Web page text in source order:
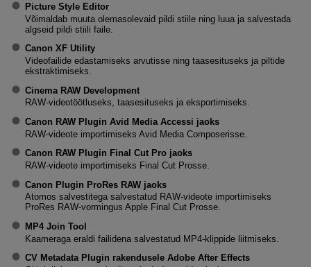
Picture Style Editor
Võimaldab muuta olemasolevaid pildi stiile ning luua ja salvestada
algseid pildi stiili faile.
Canon XF Utility
Videofailide edastamiseks arvutisse ning taasesituseks ja piltide
ekstraktimiseks.
Cinema RAW Development
RAW-videotöötluseks, taasesituseks ja eksportimiseks.
Canon RAW Plugin Avid Media Accessi jaoks
RAW-videote importimiseks Avid Media Composerisse.
Canon RAW Plugin Final Cut Pro jaoks
RAW-videote importimiseks Final Cut Prosse.
Canon Plugin ProRes RAW jaoks
Atomos salvestitega salvestatud RAW-videote importimiseks
ProRes RAW-vormingus Apple Final Cut Prosse.
MP4 Join Tool
Kaameraga eraldi failidena salvestatud MP4-klippide liitmiseks.
CV Metadata Plugin rakendusele Adobe After Effects